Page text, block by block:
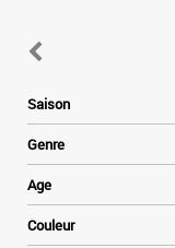
Saison
Genre
Age
Couleur